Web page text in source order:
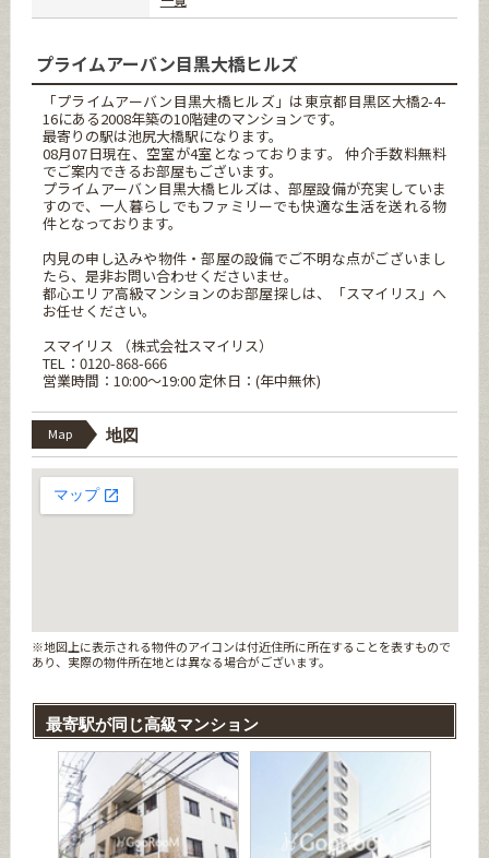
プライムアーバン目黒大橋ヒルズ
「プライムアーバン目黒大橋ヒルズ」は東京都目黒区大橋2-4-
16にある2008年築の10階建のマンションです。
最寄りの駅は池尻大橋駅になります。
08月07日現在、空室が4室となっております。 仲介手数料無料
でご案内できるお部屋もございます。
プライムアーバン目黒大橋ヒルズは、部屋設備が充実していま
すので、一人暮らしでもファミリーでも快適な生活を送れる物
件となっております。
内見の申し込みや物件・部屋の設備でご不明な点がございまし
たら、是非お問い合わせくださいませ。
都心エリア高級マンションのお部屋探しは、「スマイリス」へ
お任せください。
スマイリス （株式会社スマイリス）
TEL：0120-868-666
営業時間：10:00～19:00 定休日：(年中無休)
Map 地図
※地図上に表示される物件のアイコンは付近住所に所在することを表すもので
あり、実際の物件所在地とは異なる場合がございます。
最寄駅が同じ高級マンション